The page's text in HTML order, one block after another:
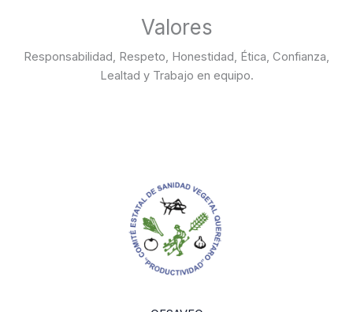
Valores
Responsabilidad, Respeto, Honestidad, Ética, Confianza,
Lealtad y Trabajo en equipo.